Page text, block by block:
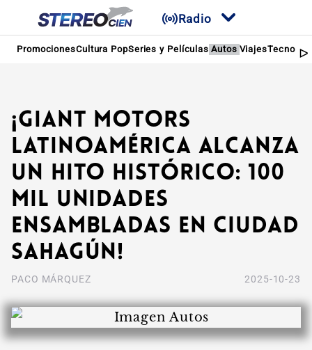
Radio
PromocionesCultura PopSeries y Películas Autos Viajes
¡Giant Motors
Latinoamérica alcanza
un hito histórico: 100
mil unidades
ensambladas en Ciudad
Sahagún!
PACO MÁRQUEZ 2025-10-23